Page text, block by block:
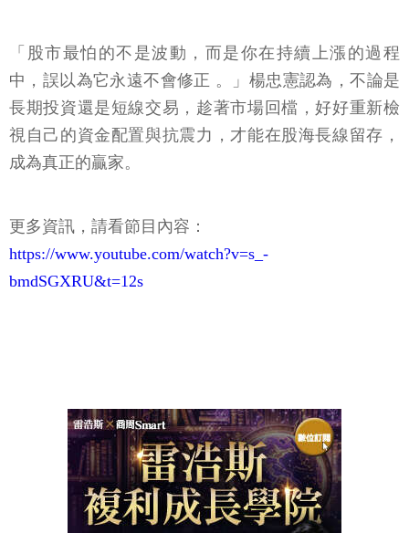
「股市最怕的不是波動，而是你在持續上漲的過程
中，誤以為它永遠不會修正 。」楊忠憲認為，不論是
長期投資還是短線交易，趁著市場回檔，好好重新檢
視自己的資金配置與抗震力，才能在股海長線留存，
成為真正的贏家。
更多資訊，請看節目內容：
https://www.youtube.com/watch?v=s_-
bmdSGXRU&t=12s